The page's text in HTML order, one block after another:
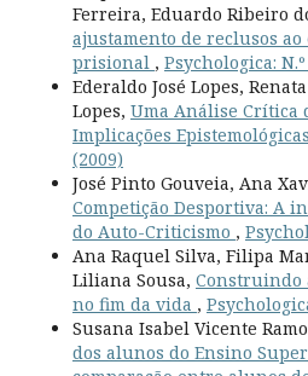
Ferreira, Eduardo Ribeiro
ajustamento de reclusos
prisional , Psychologica:
Ederaldo José Lopes,
Lopes, Uma Análise Crítica
Implicações Epistemológicas
(2009)
José Pinto Gouveia, Ana
Competição Desportiva: A
do Auto-Criticismo ,
Ana Raquel Silva, Filipa
Liliana Sousa,
no fim da vida ,
Susana Isabel Vicente
dos alunos do Ensino